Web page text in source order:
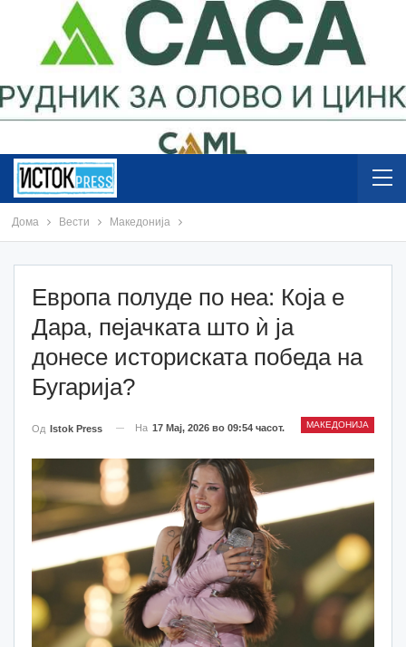
Дома Вести Македонија
Европа полуде по неа: Кoja е
Дара, пејачката што ѝ ја
донесе историската победа на
Бугарија?
МАКЕДОНИЈА
Од Istok Press На 17 Мај, 2026 во 09:54 часот.